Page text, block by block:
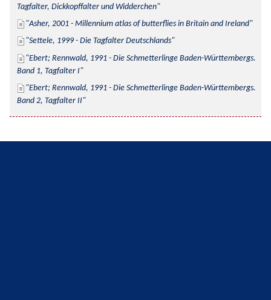
Tagfalter, Dickkopffalter und Widderchen
Asher, 2001 - Millennium atlas of butterflies in Britain and Ireland
Settele, 1999 - Die Tagfalter Deutschlands
Ebert; Rennwald, 1991 - Die Schmetterlinge Baden-Württembergs.
Band 1, Tagfalter I
Ebert; Rennwald, 1991 - Die Schmetterlinge Baden-Württembergs.
Band 2, Tagfalter II